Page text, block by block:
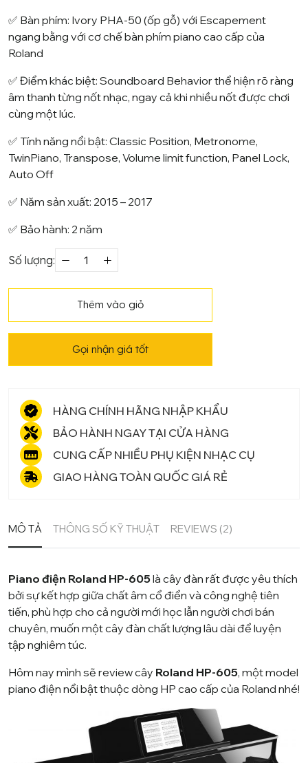
✅ Bàn phím: Ivory PHA-50 (ốp gỗ) với Escapement
ngang bằng với cơ chế bàn phím piano cao cấp của
Roland
✅ Điểm khác biệt: Soundboard Behavior thể hiện rõ ràng
âm thanh từng nốt nhạc, ngay cả khi nhiều nốt được chơi
cùng một lúc.
✅ Tính năng nổi bật: Classic Position, Metronome,
TwinPiano, Transpose, Volume limit function, Panel Lock,
Auto Off
✅ Năm sản xuất: 2015 – 2017
✅ Bảo hành: 2 năm
Số lượng:
Piano
Roland
605
số
lượng
Thêm vào giỏ
Gọi nhận giá tốt
HÀNG CHÍNH HÃNG NHẬP KHẨU
BẢO HÀNH NGAY TẠI CỬA HÀNG
CUNG CẤP NHIỀU PHỤ KIỆN NHẠC CỤ
GIAO HÀNG TOÀN QUỐC GIÁ RẺ
MÔ TẢ THÔNG SỐ KỸ THUẬT REVIEWS (2)
Piano điện Roland HP-605là cây đàn rất được yêu thích
bởi sự kết hợp giữa chất âm cổ điển và công nghệ tiên
tiến, phù hợp cho cả người mới học lẫn người chơi bán
chuyên, muốn một cây đàn chất lượng lâu dài để luyện
tập nghiêm túc.
Hôm nay mình sẽ review cây Roland HP-605, một model
piano điện nổi bật thuộc dòng HP cao cấp của Roland nhé!